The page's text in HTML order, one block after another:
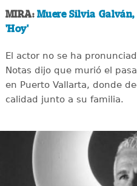
MIRA:Muere Silvia
'Hoy'
El actor no se ha
Notas dijo que murió el
en Puerto Vallarta, donde
calidad junto a su familia.